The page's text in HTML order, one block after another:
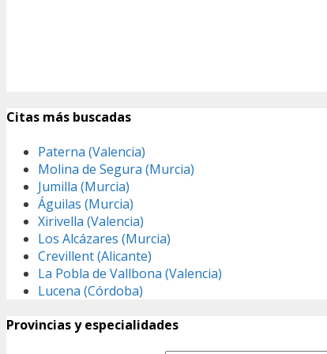
Citas más buscadas
Paterna (Valencia)
Molina de Segura (Murcia)
Jumilla (Murcia)
Águilas (Murcia)
Xirivella (Valencia)
Los Alcázares (Murcia)
Crevillent (Alicante)
La Pobla de Vallbona (Valencia)
Lucena (Córdoba)
Provincias y especialidades